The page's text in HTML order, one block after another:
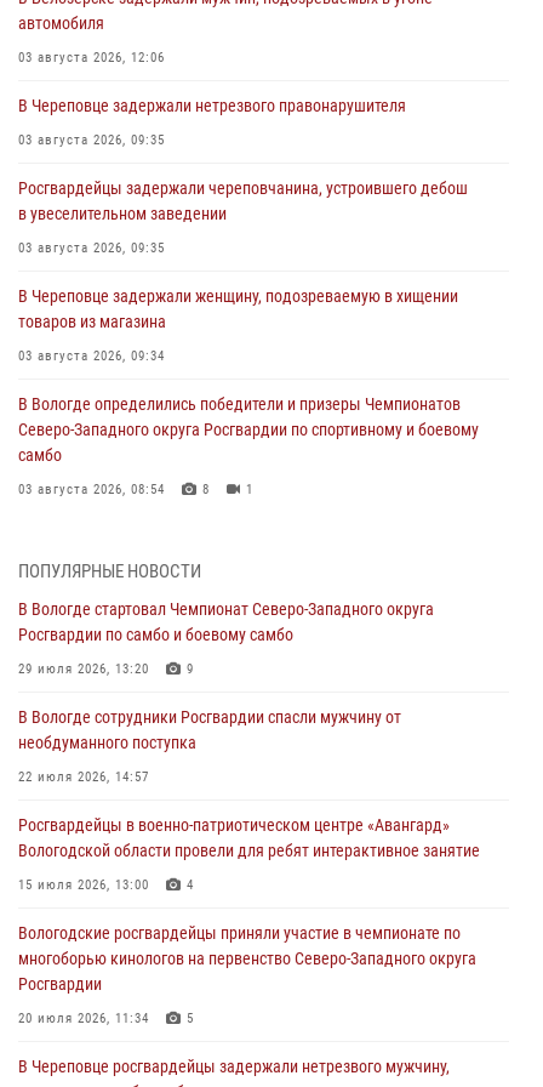
автомобиля
03 августа 2026, 12:06
В Череповце задержали нетрезвого правонарушителя
03 августа 2026, 09:35
Росгвардейцы задержали череповчанина, устроившего дебош
в увеселительном заведении
03 августа 2026, 09:35
В Череповце задержали женщину, подозреваемую в хищении
товаров из магазина
03 августа 2026, 09:34
В Вологде определились победители и призеры Чемпионатов
Северо-Западного округа Росгвардии по спортивному и боевому
самбо
03 августа 2026, 08:54 8 1
ОХРАНЫ РОСГВАРДИИ В ВОЛОГОДСКОЙ ОБЛАСТИ ЗАДЕРЖАНО 23
02 августа 2026, 10:37
Росгвардейцы в г. Соколе задержали несовершеннолетнего
31 июля 2026, 06:43
В Вологде стартовал Чемпионат Северо-Западного округа
29 июля 2026, 13:20
В Вологде росгвардейцы задержали мужчину, подозреваемого в
29 июля 2026, 09:08
ПОПУЛЯРНЫЕ НОВОСТИ
В Вологде стартовал Чемпионат Северо-Западного округа
Росгвардии по самбо и боевому самбо
29 июля 2026, 13:20 9
В Вологде сотрудники Росгвардии спасли мужчину от
необдуманного поступка
22 июля 2026, 14:57
Росгвардейцы в военно-патриотическом центре «Авангард»
Вологодской области провели для ребят интерактивное занятие
15 июля 2026, 13:00 4
Вологодские росгвардейцы приняли участие в чемпионате по
многоборью кинологов на первенство Северо-Западного округа
Росгвардии
20 июля 2026, 11:34 5
В Череповце росгвардейцы задержали нетрезвого мужчину,